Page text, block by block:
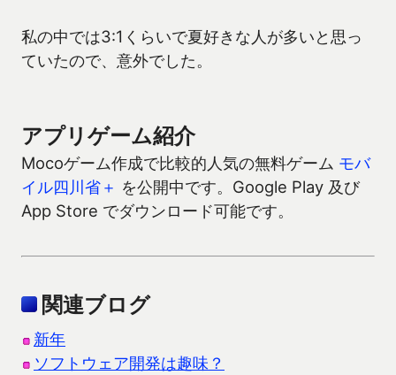
私の中では3:1くらいで夏好きな人が多いと思っ
ていたので、意外でした。
アプリゲーム紹介
Mocoゲーム作成で比較的人気の無料ゲーム モバ
イル四川省＋ を公開中です。Google Play 及び
App Store でダウンロード可能です。
関連ブログ
新年
ソフトウェア開発は趣味？